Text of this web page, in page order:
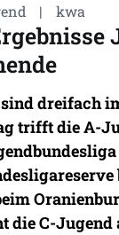
| kwa
dreifach
trifft die A-
die C-Jugend